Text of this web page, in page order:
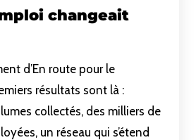
changeait
d’En route pour le
résultats sont là :
collectés, des milliers de
un réseau qui s’étend